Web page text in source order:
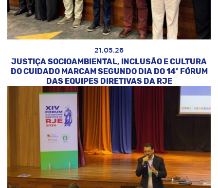
21.05.26
JUSTIÇA SOCIOAMBIENTAL, INCLUSÃO E CULTURA
DO CUIDADO MARCAM SEGUNDO DIA DO 14º FÓRUM
DAS EQUIPES DIRETIVAS DA RJE